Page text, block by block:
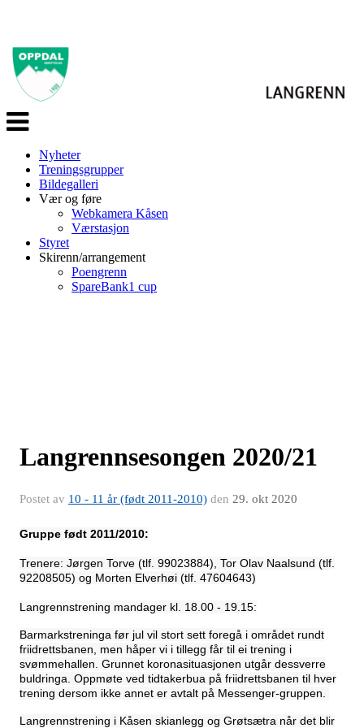
Veksle
navigasjon
Nyheter
Treningsgrupper
Bildegalleri
Vær og føre
Webkamera Kåsen
Værstasjon
Styret
Skirenn/arrangement
Poengrenn
SpareBank1 cup
Langrennsesongen 2020/21
Postet av 10 - 11 år (født 2011-2010) den 29. okt 2020
Gruppe født 2011/2010:
Trenere: Jørgen Torve (tlf. 99023884), Tor Olav Naalsund (tlf.
92208505) og Morten Elverhøi (tlf. 47604643)
Langrennstrening mandager kl. 18.00 - 19.15:
Barmarkstreninga før jul vil stort sett foregå i området rundt
friidrettsbanen, men håper vi i tillegg får til ei trening i
svømmehallen. Grunnet koronasituasjonen utgår dessverre
buldringa. Oppmøte ved tidtakerbua på friidrettsbanen til hver
trening dersom ikke annet er avtalt på Messenger-gruppen.
Langrennstrening i Kåsen skianlegg og Grøtsætra når det blir